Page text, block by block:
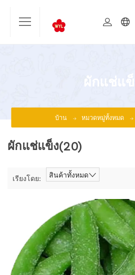
ผักแช่แ
บ้าน หมวดหมู่ทั้งหมด
ผักแช่แข็ง(20)
เรียงโดย: สินค้าทั้งหมด